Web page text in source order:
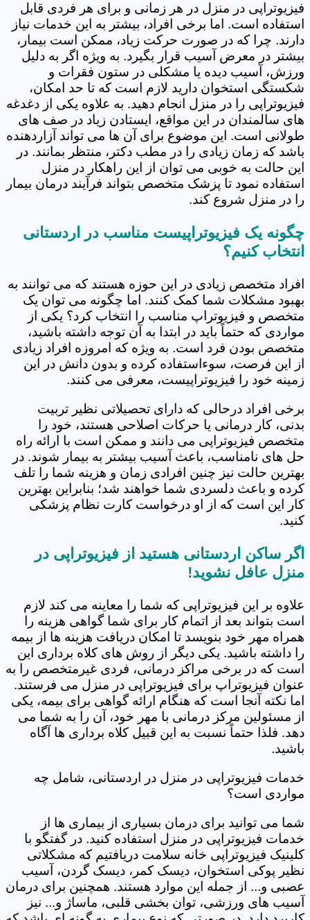
فیزیوتراپی در منزل در هر زمانی و برای هر فردی قابل
استفاده است. اما برخی افراد، بیشتر به این خدمات نیاز
دارند. چرا که در صورت حرکت زیاد، ممکن است بیمار،
بیشتر در معرض آسیب قرار بگیرد. به ویژه اگر به دلیل
ورزش، آسیب دیده یا مشکلی در ستون فقرات و
شکستگی استخوان دارید لازم است که تا حد امکان،
فیزیوتراپی را در منزل انجام دهید. به علاوه یکی از دغدغه
های سالمندان در این مواقع، ایستادن زیاد در صف های
طولانی است. این موضوع برای آن ها می تواند آزاردهنده
باشد که زمان زیادی را در مطب دکتر، منتظر بمانند. در
این حالت به خوبی می توان از این راهکار در منزل
استفاده نمود تا پزشک متخصص بتواند فرآیند درمان بیمار
را در منزل شروع کند.
چگونه یک فیزیوتراپیست مناسب در اردستانی
انتخاب کنیم؟
افراد متخصص زیادی در این حوزه هستند که می توانند به
بهبود مشکلات شما کمک کنند. اما چگونه می توان یک
متخصص و فیزیوتراپ مناسب را انتخاب کرد؟ یکی از
مواردی که حتماً باید در ابتدا به آن توجه داشته باشید،
متخصص بودن فرد است. به ویژه که امروزه افراد زیادی
از این فرصت، سوءاستفاده کرده و بدون دانش در این
زمینه خود را فیزیوتراپیست، معرفی می کنند.
برخی افراد درحالی که دارای تحصیلاتی نظیر تربیت
بدنی، کار درمانی یا حرکات اصلاحی هستند، خود را
متخصص فیزیوتراپی می دانند و ممکن است با ارائه راه
حل های نامناسب، باعث آسیب بیشتر به بیمار شوند. در
بهترین حالت نیز چنین افرادی زمان و هزینه شما را تلف
کرده و باعث دلسردی شما خواهند شد؛ بنابراین بهترین
کار این است که از او درخواست کارت نظام پزشکی
کنید.
اگر ساکن اردستانی هستید از فیزیوتراپی در
منزل عافل نشوید!
علاوه بر این فیزیوتراپی که شما را معاینه می کند لازم
است بتواند بعد از اتمام کار برای شما گواهی هزینه را
همراه مهر خود بنویسد تا امکان دریافت هزینه ها از بیمه
را داشته باشید. یکی دیگر از روش های کلاه برداری این
است که در برخی مراکز درمانی، فردی غیرمتخصص را به
عنوان فیزیوتراپ برای فیزیوتراپی در منزل می فرستند.
اما نکته آنجا است که هنگام ارائه گواهی برای بیمه، یکی
از مسئولین مرکز درمانی با مهر خود، آن را به شما می
دهد. فلذا حتماً نسبت به این قبیل کلاه برداری ها آگاه
باشید.
خدمات فیزیوتراپی در منزل در اردستانی، شامل چه
مواردی است؟
شما می توانید برای درمان بسیاری از بیماری ها از
خدمات فیزیوتراپی در منزل استفاده کنید. در گفتگو با
کلینیک فیزیوتراپی خانه سلامت دریافتیم که مشکلاتی
نظیر پوکی استخوان، دیسک کمر، دیسک گردن، آسیب
عصبی و... از جمله این موارد هستند. همچنین برای درمان
آسیب های ورزشی، توان بخشی قلبی، ماساژ و... نیز